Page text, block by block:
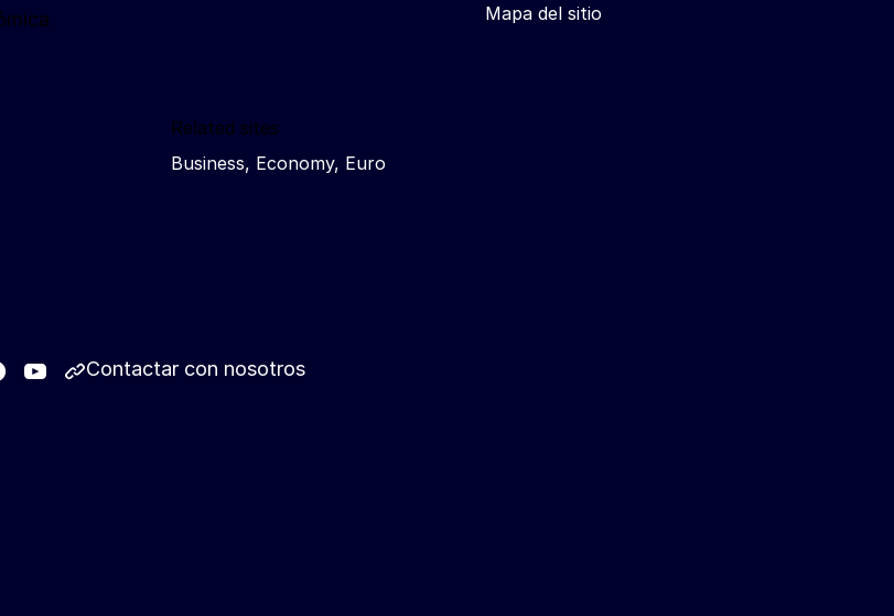
Mapa del sitio
Related sites
Business, Economy, Euro
FacebookYoutubeOther networks
Contactar con nosotros